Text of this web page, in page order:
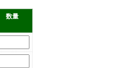
数量